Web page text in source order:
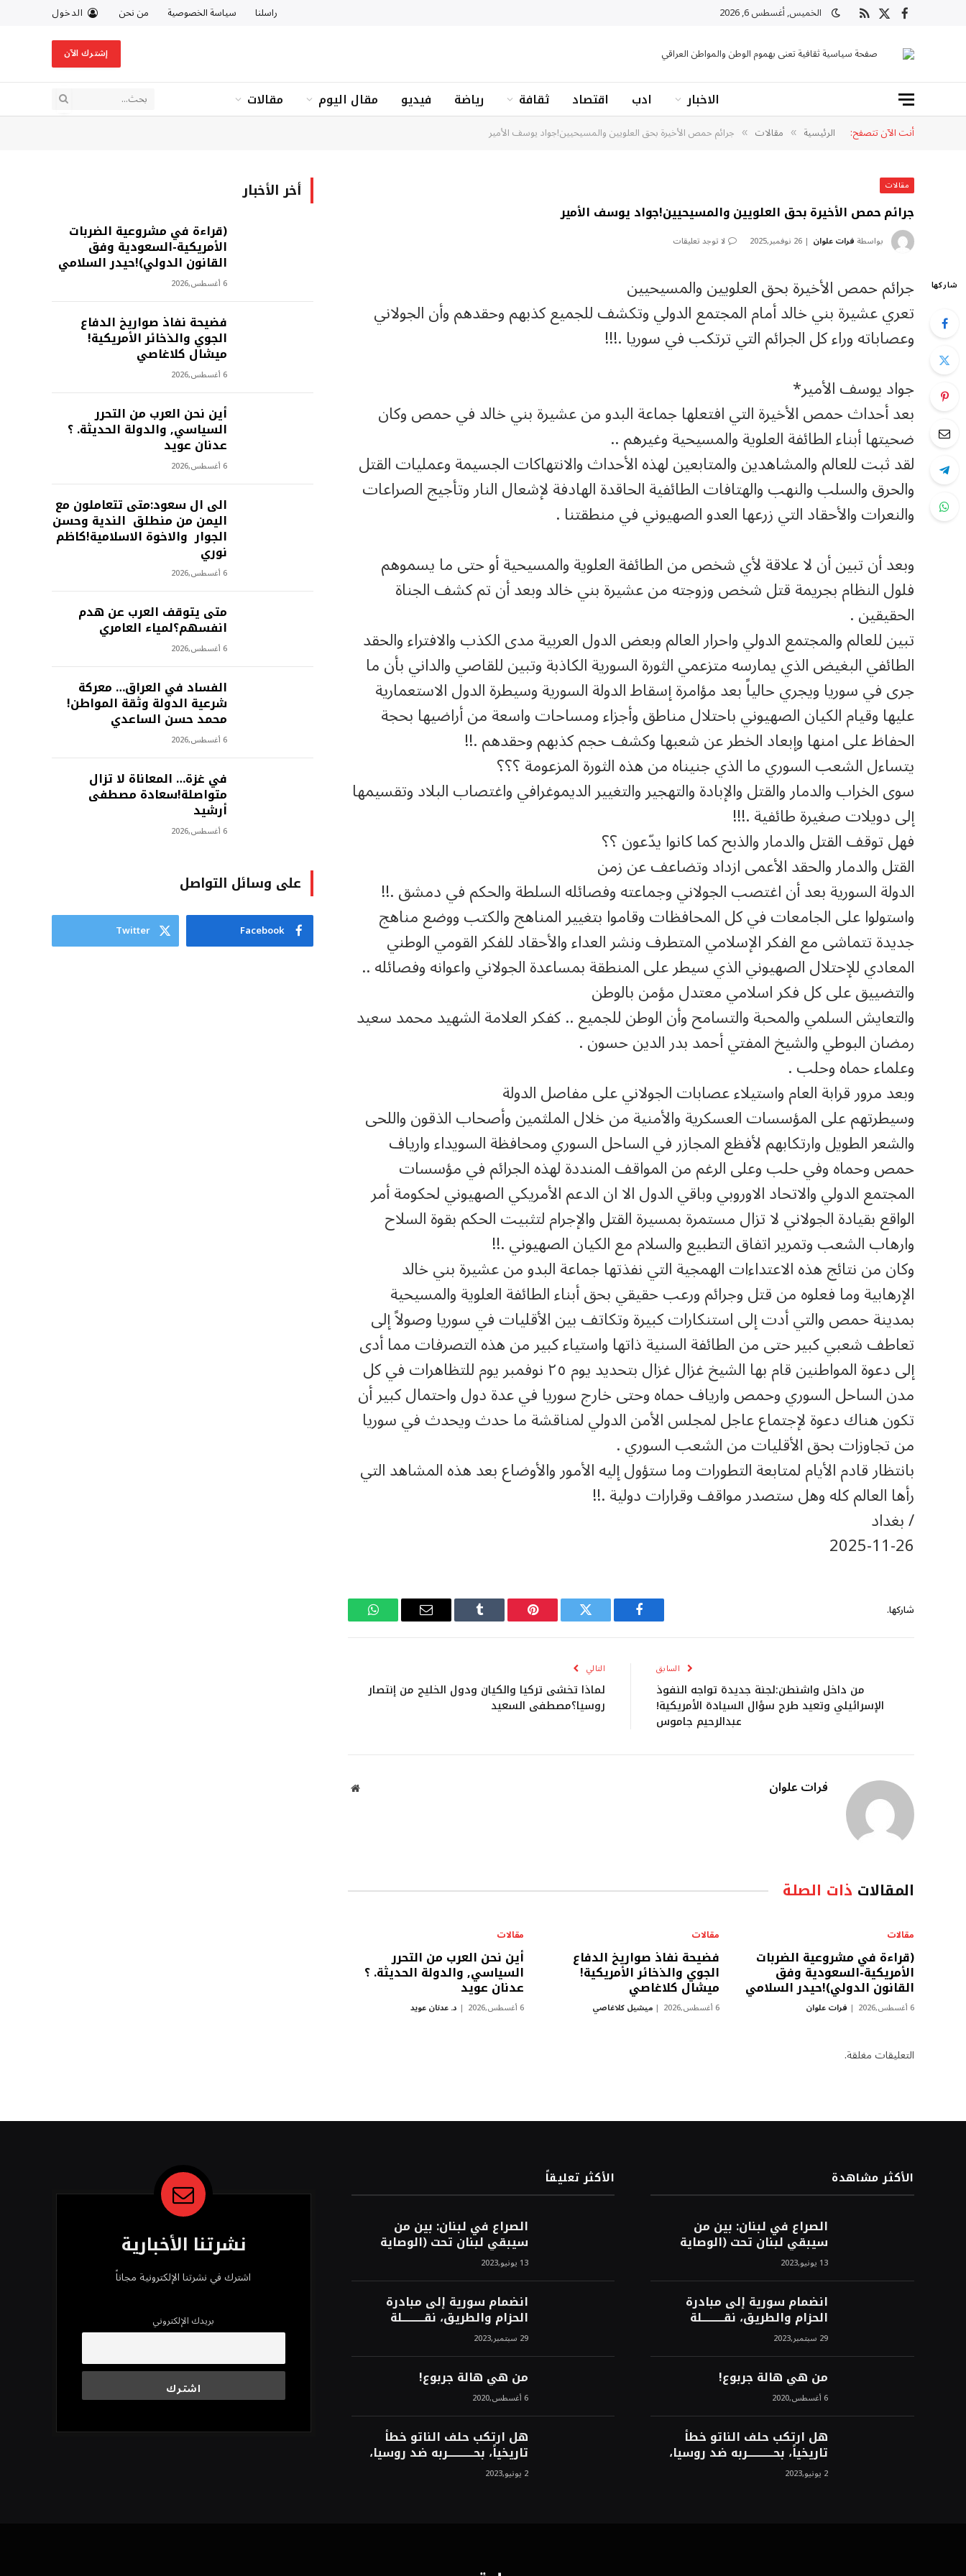
فيسبوك
X
RSS الخميس, أغسطس 6, 2026 راسلنا سياسة الخصوصية من نحن الدخول
صفحة سياسية ثقافية تعنى بهموم الوطن والمواطن العراقي إشترك الآن
الاخبار ادب اقتصاد ثقافة رياضة فيديو مقال اليوم مقالات
أنت الآن تتصفح: الرئيسية » مقالات » جرائم حمص الأخيرة بحق العلويين والمسيحيين!جواد يوسف الأمير
مقالات
جرائم حمص الأخيرة بحق العلويين والمسيحيين!جواد يوسف الأمير
بواسطة فرات علوان 26 نوفمبر,2025 لا توجد تعليقات
شاركها جرائم حمص الأخيرة بحق العلويين والمسيحيين
تعري عشيرة بني خالد أمام المجتمع الدولي وتكشف للجميع كذبهم وحقدهم وأن الجولاني
وعصاباته وراء كل الجرائم التي ترتكب في سوريا .!!!
جواد يوسف الأمير*
بعد أحداث حمص الأخيرة التي افتعلها جماعة البدو من عشيرة بني خالد في حمص وكان
ضحيتها أبناء الطائفة العلوية والمسيحية وغيرهم ..
لقد ثبت للعالم والمشاهدين والمتابعين لهذه الأحداث والانتهاكات الجسيمة وعمليات القتل
والحرق والسلب والنهب والهتافات الطائفية الحاقدة الهادفة لإشعال النار وتأجيج الصراعات
والنعرات والأحقاد التي زرعها العدو الصهيوني في منطقتنا .
وبعد أن تبين أن لا علاقة لأي شخص من الطائفة العلوية والمسيحية أو حتى ما يسموهم
فلول النظام بجريمة قتل شخص وزوجته من عشيرة بني خالد وبعد أن تم كشف الجناة
الحقيقين .
تبين للعالم والمجتمع الدولي واحرار العالم وبعض الدول العربية مدى الكذب والافتراء والحقد
الطائفي البغيض الذي يمارسه متزعمي الثورة السورية الكاذبة وتبين للقاصي والداني بأن ما
جرى في سوريا ويجري حالياً بعد مؤامرة إسقاط الدولة السورية وسيطرة الدول الاستعمارية
عليها وقيام الكيان الصهيوني باحتلال مناطق وأجزاء ومساحات واسعة من أراضيها بحجة
الحفاظ على امنها وإبعاد الخطر عن شعبها وكشف حجم كذبهم وحقدهم .!!
يتساءل الشعب السوري ما الذي جنيناه من هذه الثورة المزعومة ؟؟؟
سوى الخراب والدمار والقتل والإبادة والتهجير والتغيير الديموغرافي واغتصاب البلاد وتقسيمها
إلى دويلات صغيرة طائفية .!!!
فهل توقف القتل والدمار والذبح كما كانوا يدّعون ؟؟
القتل والدمار والحقد الأعمى ازداد وتضاعف عن زمن
الدولة السورية بعد أن اغتصب الجولاني وجماعته وفصائله السلطة والحكم في دمشق .!!
واستولوا على الجامعات في كل المحافظات وقاموا بتغيير المناهج والكتب ووضع مناهج
جديدة تتماشى مع الفكر الإسلامي المتطرف ونشر العداء والأحقاد للفكر القومي الوطني
المعادي للإحتلال الصهيوني الذي سيطر على المنطقة بمساعدة الجولاني واعوانه وفصائله ..
والتضييق على كل فكر اسلامي معتدل مؤمن بالوطن
والتعايش السلمي والمحبة والتسامح وأن الوطن للجميع .. كفكر العلامة الشهيد محمد سعيد
رمضان البوطي والشيخ المفتي أحمد بدر الدين حسون .
وعلماء حماه وحلب .
وبعد مرور قرابة العام واستيلاء عصابات الجولاني على مفاصل الدولة
وسيطرتهم على المؤسسات العسكرية والأمنية من خلال الملثمين وأصحاب الذقون واللحى
والشعر الطويل وارتكابهم لأفظع المجازر في الساحل السوري ومحافظة السويداء وارياف
حمص وحماه وفي حلب وعلى الرغم من المواقف المنددة لهذه الجرائم في مؤسسات
المجتمع الدولي والاتحاد الاوروبي وباقي الدول الا ان الدعم الأمريكي الصهيوني لحكومة أمر
الواقع بقيادة الجولاني لا تزال مستمرة بمسيرة القتل والإجرام لتثبيت الحكم بقوة السلاح
وارهاب الشعب وتمرير اتفاق التطبيع والسلام مع الكيان الصهيوني .!!
وكان من نتائج هذه الاعتداءات الهمجية التي نفذتها جماعة البدو من عشيرة بني خالد
الإرهابية وما فعلوه من قتل وجرائم ورعب حقيقي بحق أبناء الطائفة العلوية والمسيحية
بمدينة حمص والتي أدت إلى استنكارات كبيرة وتكاتف بين الأقليات في سوريا وصولاً إلى
تعاطف شعبي كبير حتى من الطائفة السنية ذاتها واستياء كبير من هذه التصرفات مما أدى
إلى دعوة المواطنين قام بها الشيخ غزال غزال بتحديد يوم ٢٥ نوفمبر يوم للتظاهرات في كل
مدن الساحل السوري وحمص وارياف حماه وحتى خارج سوريا في عدة دول واحتمال كبير أن
تكون هناك دعوة لإجتماع عاجل لمجلس الأمن الدولي لمناقشة ما حدث ويحدث في سوريا
من تجاوزات بحق الأقليات من الشعب السوري .
بانتظار قادم الأيام لمتابعة التطورات وما ستؤول إليه الأمور والأوضاع بعد هذه المشاهد التي
رأها العالم كله وهل ستصدر مواقف وقرارات دولية .!!
/ بغداد
‎2025-‎11-‎26
شاركها.
فيسبوك تويتر بينتيريستTumblr
البريد
واتساب
السابق
من داخل واشنطن:لجنة جديدة تواجه النفوذ
الإسرائيلي وتعيد طرح سؤال السيادة الأمريكية!
عبدالرحيم جاموس
التالي
لماذا تخشى تركيا والكيان ودول الخليج من إنتصار
روسيا؟مصطفى السعيد
فرات علوان
موقع
المقالات ذات الصلة
مقالات
(قراءة في مشروعية الضربات
الأمريكية-السعودية وفق
القانون الدولي)!حيدر السلامي
6 أغسطس,2026 فرات علوان
مقالات
فضيحة نفاذ صواريخ الدفاع
الجوي والذخائر الأمريكية!
ميشال كلاغاصي
6 أغسطس,2026 ميشيل كلاغاصي
مقالات
أين نحن العرب من التحرر
السياسي, والدولة الحديثة. ؟
عدنان عويد
6 أغسطس,2026 د. عدنان عويد
التعليقات مغلقة.
أخر الأخبار
(قراءة في مشروعية الضربات
الأمريكية-السعودية وفق
القانون الدولي)!حيدر السلامي
6 أغسطس,2026
فضيحة نفاذ صواريخ الدفاع
الجوي والذخائر الأمريكية!
ميشال كلاغاصي
6 أغسطس,2026
أين نحن العرب من التحرر
السياسي, والدولة الحديثة. ؟
عدنان عويد
6 أغسطس,2026
الى ال سعود:متى تتعاملون مع
اليمن من منطلق الندية وحسن
الجوار والاخوة الاسلامية!كاظم
نوري
6 أغسطس,2026
متى يتوقف العرب عن هدم
انفسهم؟لمياء العامري
6 أغسطس,2026
الفساد في العراق… معركة
شرعية الدولة وثقة المواطن!
محمد حسن الساعدي
6 أغسطس,2026
في غزة… المعاناة لا تزال
متواصلة!سعادة مصطفى
أرشيد
6 أغسطس,2026
على وسائل التواصل
Facebook
Twitter
الأكثر مشاهدة
الصراع في لبنان: بين من
سيبقي لبنان تحت (الوصاية
الأمريكية)، وبين من سيخرج
لبنان من النفق الغربي!محمد13 يونيو,2023
انضمام سورية إلى مبادرة
الحزام والطريق، نقــــــــــلة
نوعــــــــــــية، استراتيجية، تاريخية،
نهائية، نحو الشرق!محمد محسن29 سبتمبر,2023
من هي هالة جربوع!
6 أغسطس,2020
هل ارتكب حلف الناتو خطأً
تاريخياً، بحــــــــــــربه ضد روسيا،
لأن انتصار روسيا الحتمي،
سيفتت الناتو!محمد محسن 2 يونيو,2023
الأكثر تعليقاً
الصراع في لبنان: بين من
سيبقي لبنان تحت (الوصاية
الأمريكية)، وبين من سيخرج
لبنان من النفق الغربي!محمد13 يونيو,2023
انضمام سورية إلى مبادرة
الحزام والطريق، نقــــــــــلة
نوعــــــــــــية، استراتيجية، تاريخية،
نهائية، نحو الشرق!محمد محسن29 سبتمبر,2023
من هي هالة جربوع!
6 أغسطس,2020
هل ارتكب حلف الناتو خطأً
تاريخياً، بحــــــــــــربه ضد روسيا،
لأن انتصار روسيا الحتمي،
سيفتت الناتو!محمد محسن 2 يونيو,2023
نشرتنا الأخبارية
اشترك في نشرتنا الإلكترونية مجاناً
بريدك الإلكتروني